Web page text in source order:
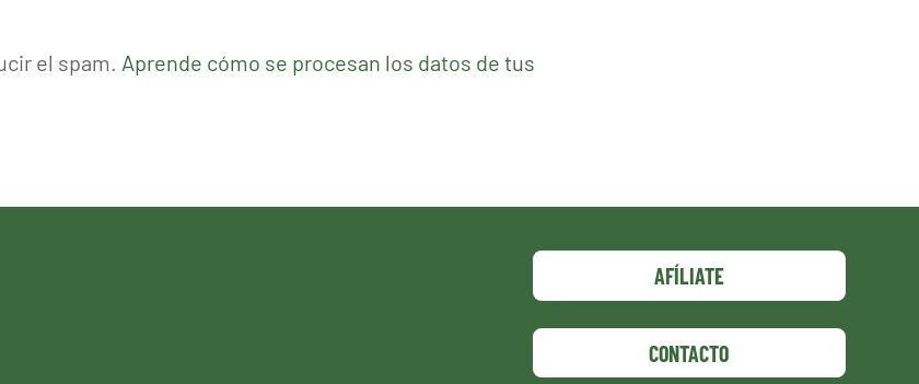
el spam. Aprende cómo se procesan los datos de tus
AFÍLIATE
CONTACTO